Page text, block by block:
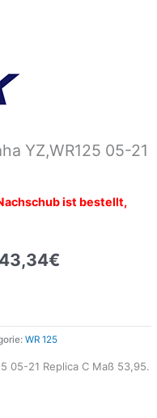
YZ,WR125 05-21
ist bestellt,
€
WR 125
05-21 Replica C Maß 53,95.